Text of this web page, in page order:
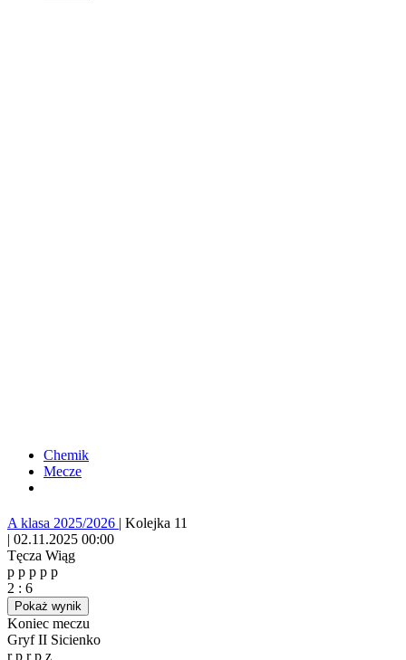
Chemik
Mecze
A klasa 2025/2026 | Kolejka 11
| 02.11.2025 00:00
Tęcza Wiąg
p p p p p
2 : 6
Pokaż wynik
Koniec meczu
Gryf II Sicienko
rp rp z